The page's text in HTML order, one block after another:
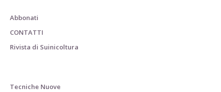
Abbonati
CONTATTI
Rivista di Suinicoltura
Tecniche Nuove